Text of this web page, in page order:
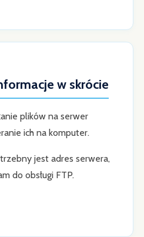
w skrócie
plików na serwer
ich na komputer.
jest adres serwera,
do obsługi FTP.